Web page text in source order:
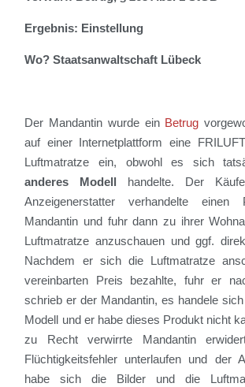
Ergebnis: Einstellung
Wo? Staatsanwaltschaft Lübeck
Der Mandantin wurde ein Betrug
auf einer Internetplattform eine
Luftmatratze ein, obwohl es sich
anderes Modell handelte. Der
Anzeigenerstatter verhandelte
Mandantin und fuhr dann zu ihrer
Luftmatratze anzuschauen und ggf.
Nachdem er sich die Luftmatratze
vereinbarten Preis bezahlte, fuhr er
schrieb er der Mandantin, es handele
Modell und er habe dieses Produkt nicht
zu Recht verwirrte Mandantin
Flüchtigkeitsfehler unterlaufen und der
habe sich die Bilder und die